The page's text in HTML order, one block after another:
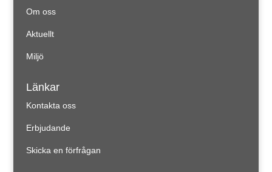
Om oss
Aktuellt
Miljö
Länkar
Kontakta oss
Erbjudande
Skicka en förfrågan